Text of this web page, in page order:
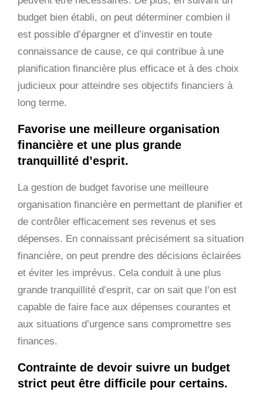
budget bien établi, on peut déterminer combien il
est possible d’épargner et d’investir en toute
connaissance de cause, ce qui contribue à une
planification financière plus efficace et à des choix
judicieux pour atteindre ses objectifs financiers à
long terme.
Favorise une meilleure organisation
financière et une plus grande
tranquillité d’esprit.
La gestion de budget favorise une meilleure
organisation financière en permettant de planifier et
de contrôler efficacement ses revenus et ses
dépenses. En connaissant précisément sa situation
financière, on peut prendre des décisions éclairées
et éviter les imprévus. Cela conduit à une plus
grande tranquillité d’esprit, car on sait que l’on est
capable de faire face aux dépenses courantes et
aux situations d’urgence sans compromettre ses
finances.
Contrainte de devoir suivre un budget
strict peut être difficile pour certains.